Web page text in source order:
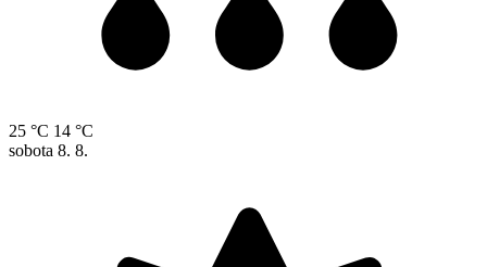
25 °C 14 °C
sobota 8. 8.